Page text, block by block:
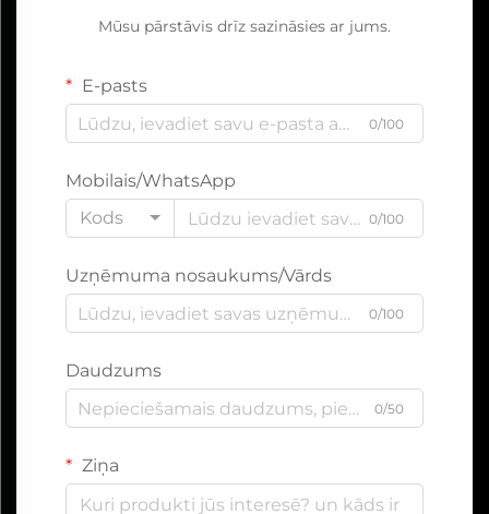
Mūsu pārstāvis drīz sazināsies ar jums.
E-pasts
0/100
Mobilais/WhatsApp
Kods
0/100
Uzņēmuma nosaukums/Vārds
0/100
Daudzums
0/50
Ziņa